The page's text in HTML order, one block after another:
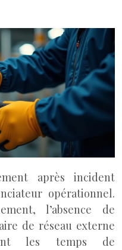
après incident
opérationnel.
l’absence de
de réseau externe
les temps de